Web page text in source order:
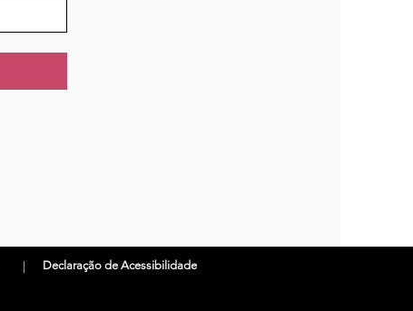
| Declaração de Acessibilidade